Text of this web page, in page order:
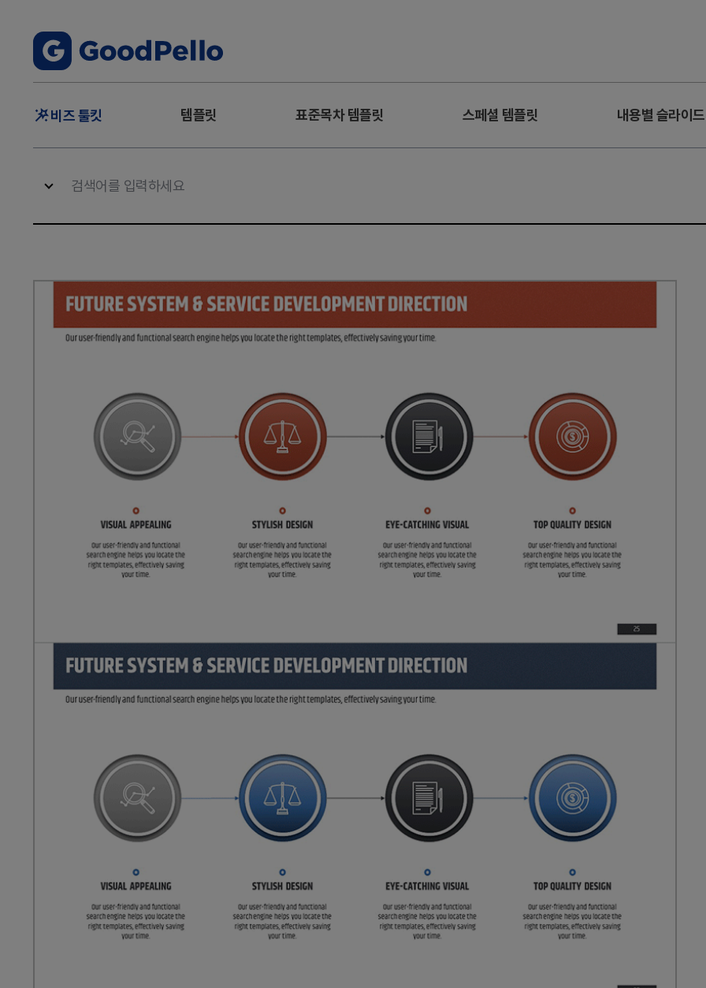
주
뉴
비즈 툴킷 템플릿 표준목차 템플릿 스페셜 템플릿 내용별 슬라이드